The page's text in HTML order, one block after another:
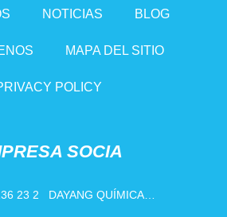
NOTICIAS BLOG
MAPA DEL SITIO
POLICY
SOCIA
23 2
DAYANG QUÍMICA